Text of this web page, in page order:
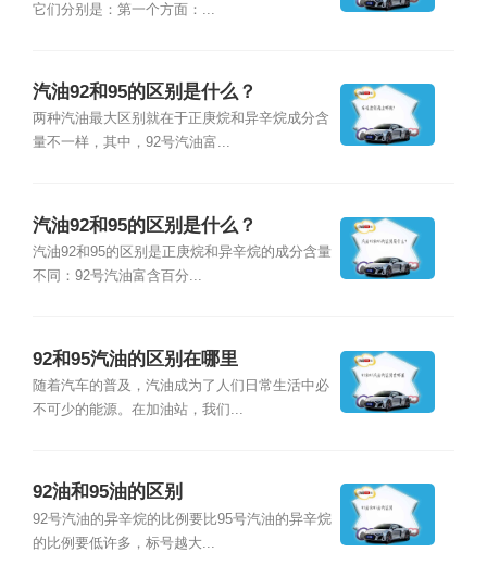
它们分别是：第一个方面：...
汽油92和95的区别是什么？
两种汽油最大区别就在于正庚烷和异辛烷成分含
量不一样，其中，92号汽油富...
汽油92和95的区别是什么？
汽油92和95的区别是正庚烷和异辛烷的成分含量
不同：92号汽油富含百分...
92和95汽油的区别在哪里
随着汽车的普及，汽油成为了人们日常生活中必
不可少的能源。在加油站，我们...
92油和95油的区别
92号汽油的异辛烷的比例要比95号汽油的异辛烷
的比例要低许多，标号越大...